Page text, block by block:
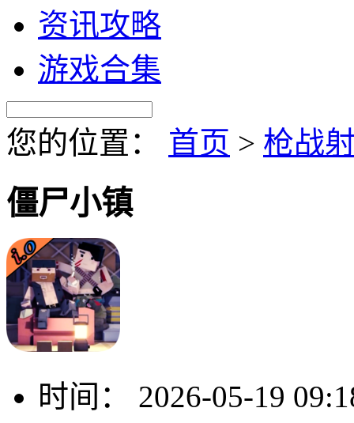
资讯攻略
游戏合集
您的位置： 首页 > 枪战
僵尸小镇
时间：
2026-05-19